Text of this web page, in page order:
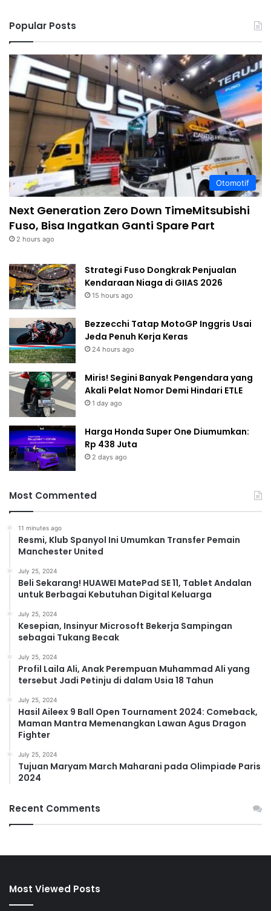
Popular Posts
Otomotif
Next Generation Zero Down TimeMitsubishi
Fuso, Bisa Ingatkan Ganti Spare Part
2 hours ago
Strategi Fuso Dongkrak Penjualan
Kendaraan Niaga di GIIAS 2026
15 hours ago
Bezzecchi Tatap MotoGP Inggris Usai
Jeda Penuh Kerja Keras
24 hours ago
Miris! Segini Banyak Pengendara yang
Akali Pelat Nomor Demi Hindari ETLE
1 day ago
Harga Honda Super One Diumumkan:
Rp 438 Juta
2 days ago
Most Commented
11 minutes ago
Resmi, Klub Spanyol Ini Umumkan Transfer Pemain
Manchester United
July 25, 2024
Beli Sekarang! HUAWEI MatePad SE 11, Tablet Andalan
untuk Berbagai Kebutuhan Digital Keluarga
July 25, 2024
Kesepian, Insinyur Microsoft Bekerja Sampingan
sebagai Tukang Becak
July 25, 2024
Profil Laila Ali, Anak Perempuan Muhammad Ali yang
tersebut Jadi Petinju di dalam Usia 18 Tahun
July 25, 2024
Hasil Aileex 9 Ball Open Tournament 2024: Comeback,
Maman Mantra Memenangkan Lawan Agus Dragon
Fighter
July 25, 2024
Tujuan Maryam March Maharani pada Olimpiade Paris
2024
Recent Comments
Most Viewed Posts